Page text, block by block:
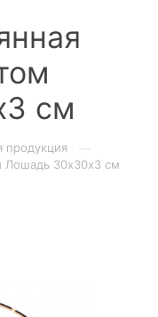
см
продукция
Лошадь 30х30х3 см